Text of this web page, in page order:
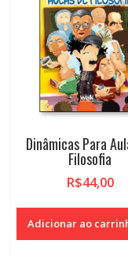
Dinâmicas Para
Filosofia
R$44,00
Adicionar ao